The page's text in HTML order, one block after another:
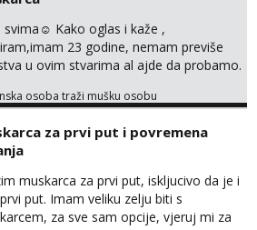
slične oglase s mojim slikama. Moj
za dominaciju je isključvo ov...
svima☺️ Kako oglas i kaže ,
23 godine, nemam previše
u ovim stvarima al ajde da probamo.
kada se bolje znamo i videopoziv i
ne nešto jednokratno već
i na dulje vrijeme. Malo jesam
ali potrudit ću se da budeš
i da imaš nekog za svakodn...
osoba traži mušku osobu
za prvi put i povremena
muskarca za prvi put, iskljucivo da je i
put. Imam veliku zelju biti s
za sve sam opcije, vjeruj mi za